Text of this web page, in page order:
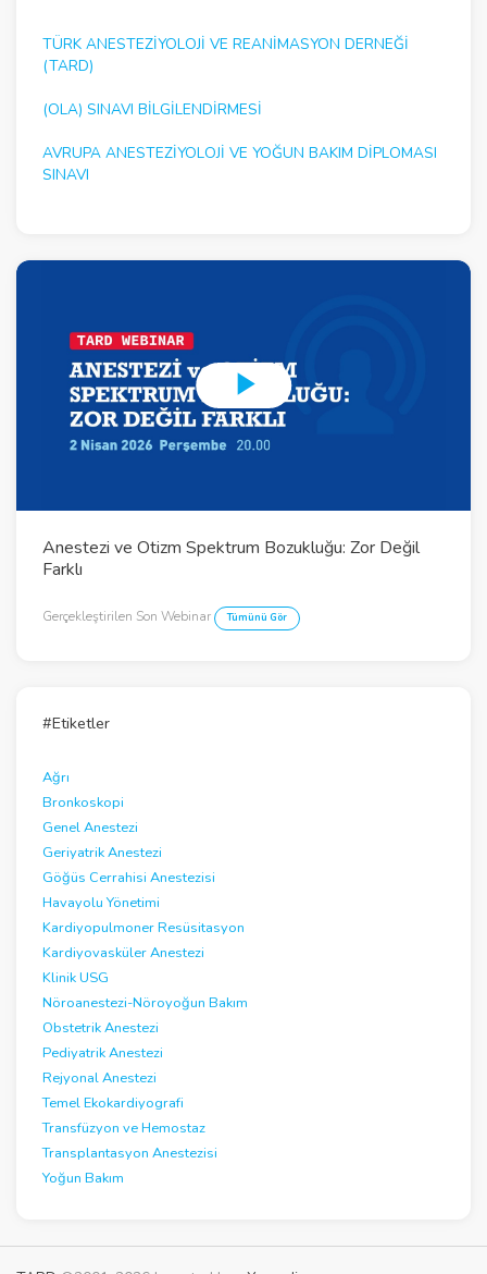
TÜRK ANESTEZİYOLOJİ VE REANİMASYON DERNEĞİ
(TARD)
(OLA) SINAVI BİLGİLENDİRMESİ
AVRUPA ANESTEZIYOLOJI VE YOĞUN BAKIM DIPLOMASI
SINAVI
P
l
y
V
i
d
Anestezi ve Otizm Spektrum Bozukluğu: Zor Değil
Farklı
Gerçekleştirilen Son Webinar Tümünü Gör
#Etiketler
Ağrı
Bronkoskopi
Genel Anestezi
Geriyatrik Anestezi
Göğüs Cerrahisi Anestezisi
Havayolu Yönetimi
Kardiyopulmoner Resüsitasyon
Kardiyovasküler Anestezi
Klinik USG
Nöroanestezi-Nöroyoğun Bakım
Obstetrik Anestezi
Pediyatrik Anestezi
Rejyonal Anestezi
Temel Ekokardiyografi
Transfüzyon ve Hemostaz
Transplantasyon Anestezisi
Yoğun Bakım